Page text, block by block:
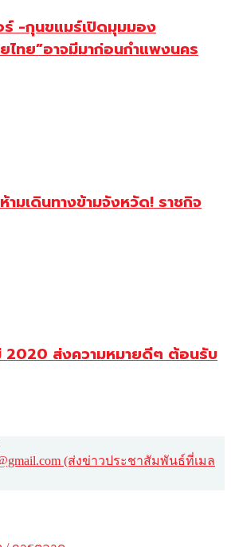
ร์ -กุนขแมร์เปิดมุมมอง
ไทย”อาจมีมาก่อนกำแพงนคร
ามเดินทางข้ามจังหวัด! ราชกิจ
2020 ส่งความหมายดีๆ ต้อนรับ
(ส่งข่าวประชาสัมพันธ์ที่เมล